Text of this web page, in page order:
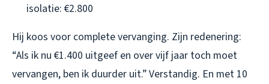
isolatie: €2.800
Hij koos voor complete vervanging. Zijn redenering:
“Als ik nu €1.400 uitgeef en over vijf jaar toch moet
vervangen, ben ik duurder uit.” Verstandig. En met 10